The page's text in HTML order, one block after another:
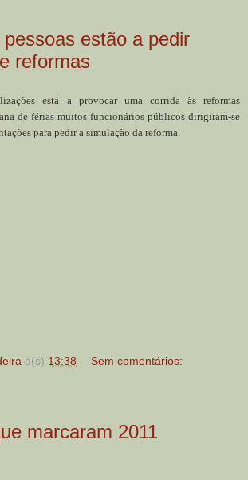
estão a pedir
reformas
está a provocar uma corrida às reformas
de férias muitos funcionários públicos dirigiram-se
para pedir a simulação da reforma.
à(s) 13:38 Sem comentários:
marcaram 2011